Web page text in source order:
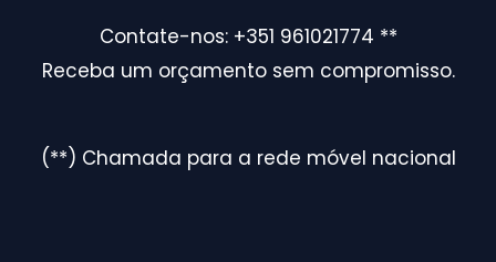
Contate-nos: +351 961021774 **
Receba um orçamento sem compromisso.
(**) Chamada para a rede móvel nacional